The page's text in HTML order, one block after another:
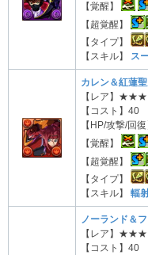
【覚醒】
【超覚醒】
【タイプ】
【スキル】
ス
カレン＆紅蓮
【レア】
【コスト】40
【HP/攻撃/回
【覚醒】
【超覚醒】
【タイプ】
【スキル】 輻
ノーランド＆
【レア】
【コスト】40